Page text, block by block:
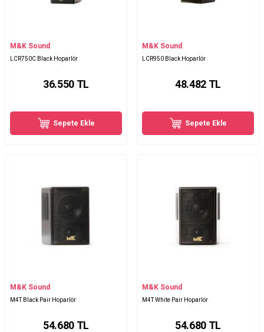
M&K Sound
LCR750C Black Hoparlör
36.550TL
Sepete Ekle
M&K Sound
LCR950 Black Hoparlör
48.482TL
Sepete Ekle
M&K Sound
M4T Black Pair Hoparlör
54.680TL
M&K Sound
M4T White Pair Hoparlör
54.680TL